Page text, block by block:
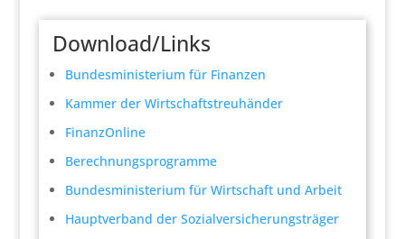
Download/Links
Bundesministerium für Finanzen
Kammer der Wirtschaftstreuhänder
FinanzOnline
Berechnungsprogramme
Bundesministerium für Wirtschaft und Arbeit
Hauptverband der Sozialversicherungsträger